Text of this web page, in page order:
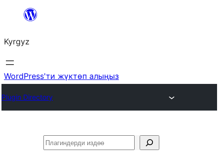
Мазмунга
Kyrgyz
WordPress'ти жүктөп алыңыз
Plugin Directory
Издөө